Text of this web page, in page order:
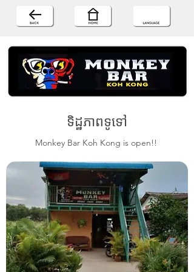
ទិដ្ឋភាពទូទៅ
Monkey Bar Koh Kong is open!!